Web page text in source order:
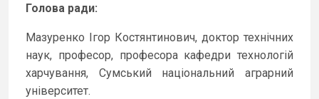
Голова ради:
Мазуренко Ігор Костянтинович, доктор технічних
наук, професор, професора кафедри технологій
харчування, Сумський національний аграрний
університет.